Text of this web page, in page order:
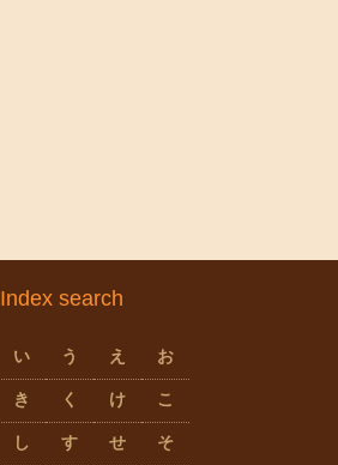
Index search
い う え お
き く け こ
し す せ そ